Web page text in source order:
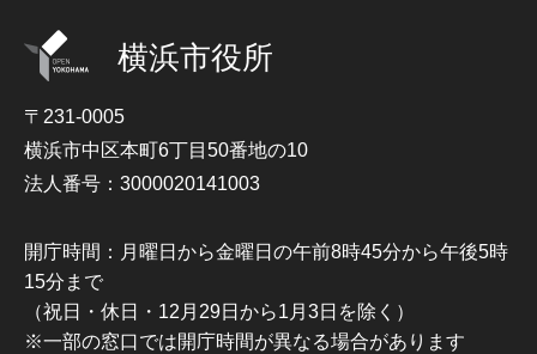
横浜市役所
〒231-0005
横浜市中区本町6丁目50番地の10
法人番号：3000020141003
開庁時間：月曜日から金曜日の午前8時45分から午後5時
15分まで
（祝日・休日・12月29日から1月3日を除く）
※一部の窓口では開庁時間が異なる場合があります